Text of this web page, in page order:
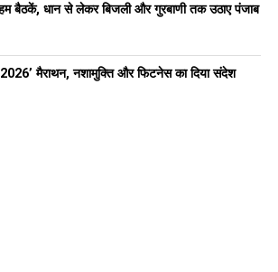
बैठकें, धान से लेकर बिजली और गुरबाणी तक उठाए पंजाब
2026’ मैराथन, नशामुक्ति और फिटनेस का दिया संदेश